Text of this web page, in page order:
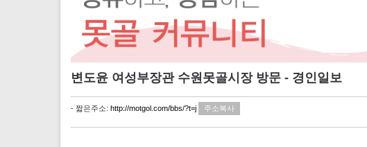
변도윤 여성부장관 수원못골시장 방문 - 경인일보
- 짧은주소: http://motgol.com/bbs/?t=j 주소복사